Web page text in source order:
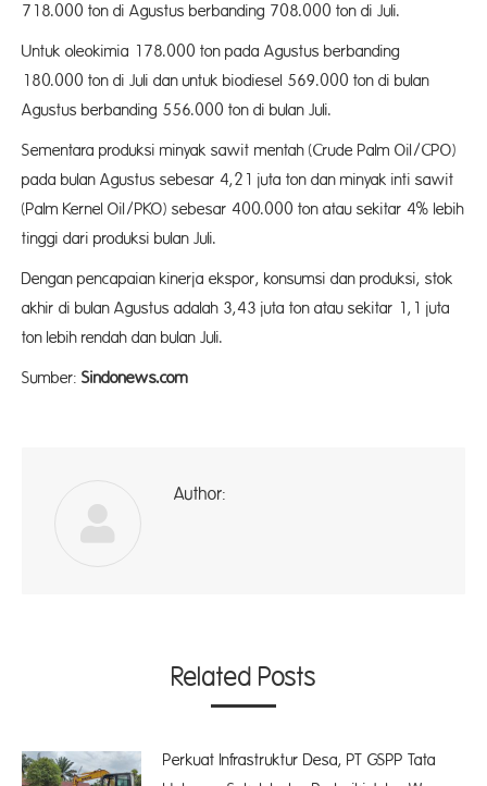
718.000 ton di Agustus berbanding 708.000 ton di Juli.
Untuk oleokimia 178.000 ton pada Agustus berbanding
180.000 ton di Juli dan untuk biodiesel 569.000 ton di bulan
Agustus berbanding 556.000 ton di bulan Juli.
Sementara produksi minyak sawit mentah (Crude Palm Oil/CPO)
pada bulan Agustus sebesar 4,21 juta ton dan minyak inti sawit
(Palm Kernel Oil/PKO) sebesar 400.000 ton atau sekitar 4% lebih
tinggi dari produksi bulan Juli.
Dengan pencapaian kinerja ekspor, konsumsi dan produksi, stok
akhir di bulan Agustus adalah 3,43 juta ton atau sekitar 1,1 juta
ton lebih rendah dan bulan Juli.
Sumber: Sindonews.com
Author:
Related Posts
Perkuat Infrastruktur Desa, PT GSPP Tata